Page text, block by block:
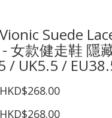
Suede
- 女款健走鞋 隱
/ UK5.5 /
HKD$268.00
HKD$268.00